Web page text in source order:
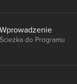
Wprowadzenie
Ścieżka do Programu